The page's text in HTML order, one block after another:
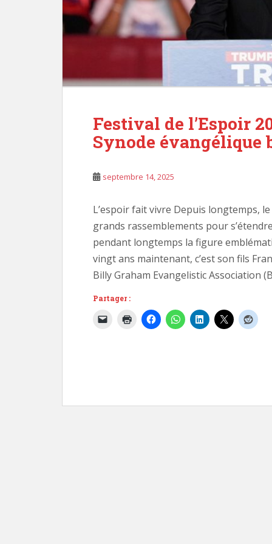
Festival de l’Espoir
Synode évangélique
septembre 14, 2025
L’espoir fait vivre Depuis longtemps,
grands rassemblements pour
pendant longtemps la figure
vingt ans maintenant, c’est son fils
Billy Graham Evangelistic Association
Partager :